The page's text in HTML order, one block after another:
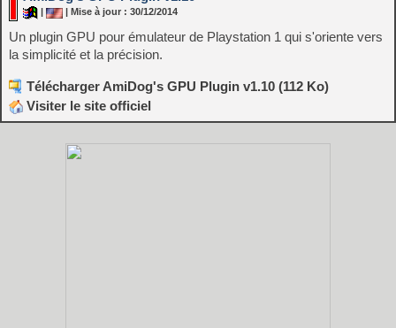
| Mise à jour : 30/12/2014
Un plugin GPU pour émulateur de Playstation 1 qui s'oriente vers
la simplicité et la précision.
Télécharger AmiDog's GPU Plugin v1.10 (112 Ko)
Visiter le site officiel